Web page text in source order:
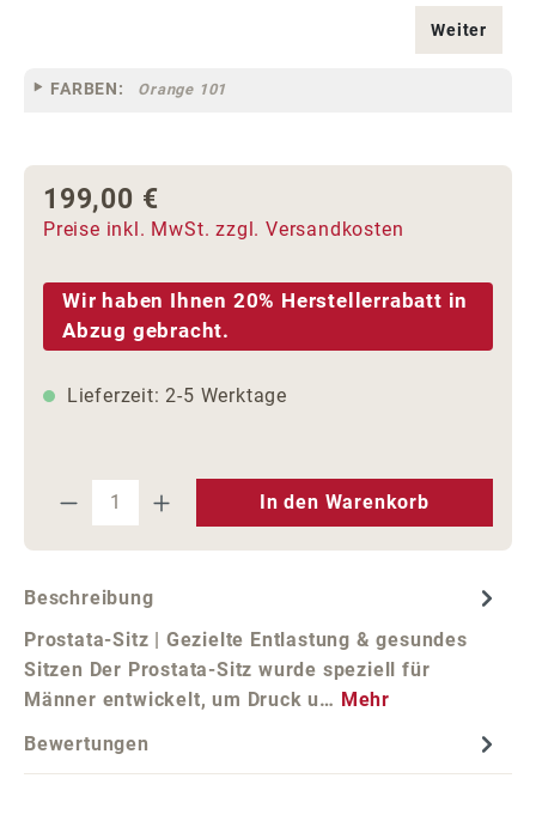
Weiter
FARBEN: Orange 101
Regulärer Preis:
199,00 €
Preise inkl. MwSt. zzgl. Versandkosten
Wir haben Ihnen 20% Herstellerrabatt in
Abzug gebracht.
Lieferzeit: 2-5 Werktage
Produkt Anzahl: Gib den
In den Warenkorb
Beschreibung
Prostata-Sitz | Gezielte Entlastung & gesundes
Sitzen Der Prostata-Sitz wurde speziell für
Männer entwickelt, um Druck u… Mehr
Bewertungen